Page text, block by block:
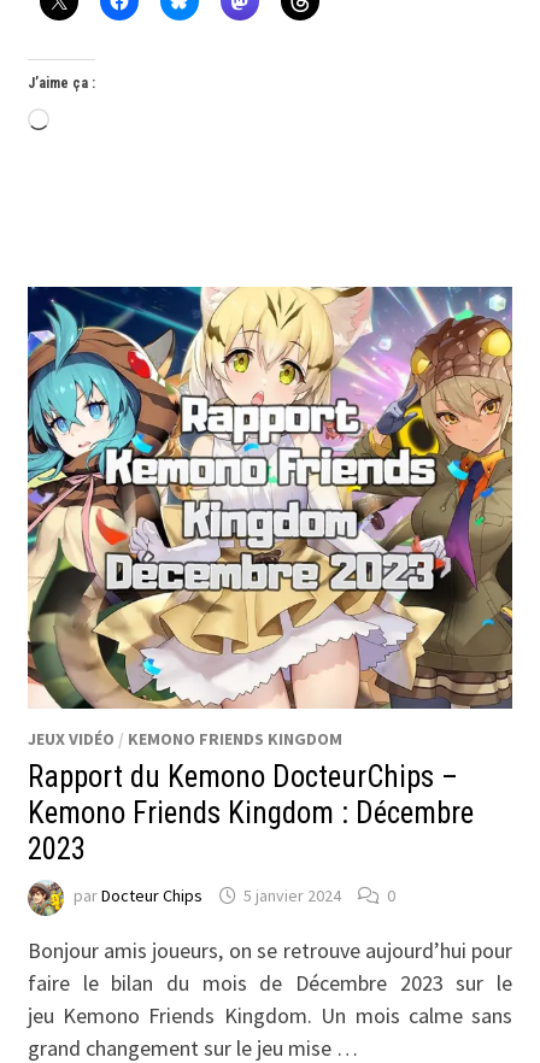
J’aime ça :
Chargement…
JEUX VIDÉO / KEMONO FRIENDS KINGDOM
Rapport du Kemono DocteurChips –
Kemono Friends Kingdom : Décembre
2023
parDocteur Chips 5 janvier 2024 0
Bonjour amis joueurs, on se retrouve aujourd’hui pour
faire le bilan du mois de Décembre 2023 sur le
jeu Kemono Friends Kingdom. Un mois calme sans
grand changement sur le jeu mise …